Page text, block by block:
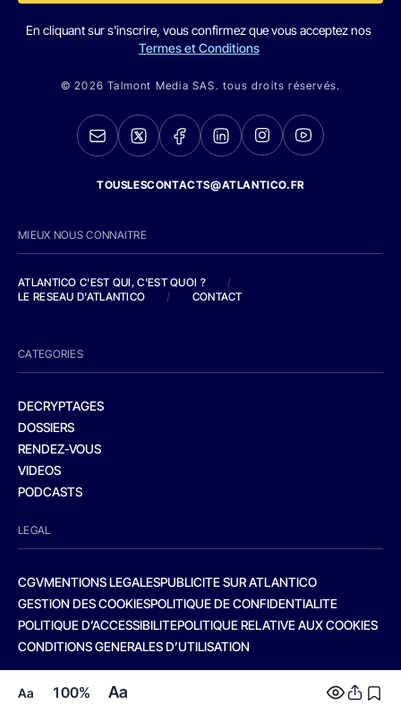
Aa 100% Aa
En cliquant sur s'inscrire, vous confirmez que vous acceptez nos
Termes et Conditions
© 2026 Talmont Media SAS. tous droits réservés.
TOUSLESCONTACTS@ATLANTICO.FR
MIEUX NOUS CONNAITRE
ATLANTICO C'EST QUI, C'EST QUOI ?
/
LE RESEAU D'ATLANTICO
/ CONTACT
CATEGORIES
DECRYPTAGES
DOSSIERS
RENDEZ-VOUS
VIDEOS
PODCASTS
LEGAL
CGVMENTIONS LEGALESPUBLICITE SUR ATLANTICO
GESTION DES COOKIESPOLITIQUE DE CONFIDENTIALITE
POLITIQUE D’ACCESSIBILITEPOLITIQUE RELATIVE AUX COOKIES
CONDITIONS GENERALES D’UTILISATION